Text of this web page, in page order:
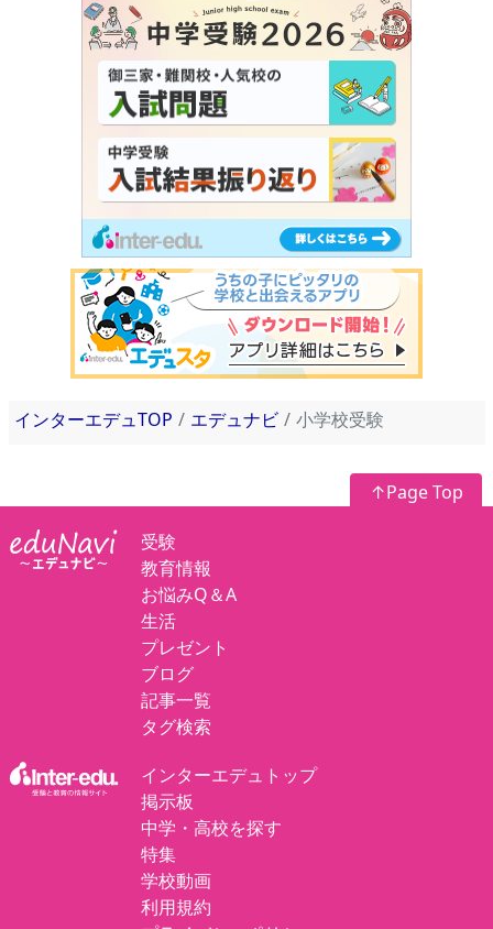
インターエデュTOP エデュナビ 小学校受験
↑Page Top
受験
教育情報
お悩みQ＆A
生活
プレゼント
ブログ
記事一覧
タグ検索
インターエデュトップ
掲示板
中学・高校を探す
特集
学校動画
利用規約